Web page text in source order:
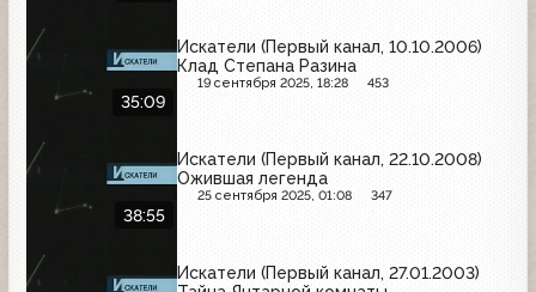
35:09
Искатели (Первый канал, 10.10.2006)
Клад Степана Разина
19 сентября 2025, 18:28 453
38:55
Искатели (Первый канал, 22.10.2008)
Ожившая легенда
25 сентября 2025, 01:08 347
Искатели (Первый канал, 27.01.2003)